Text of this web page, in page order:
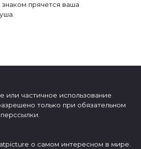
прячется ваша
или частичное использование
только при обязательном
о самом интересном в мире.